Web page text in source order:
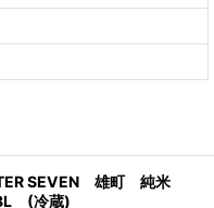
SEVEN 雄町 純米
(冷蔵)